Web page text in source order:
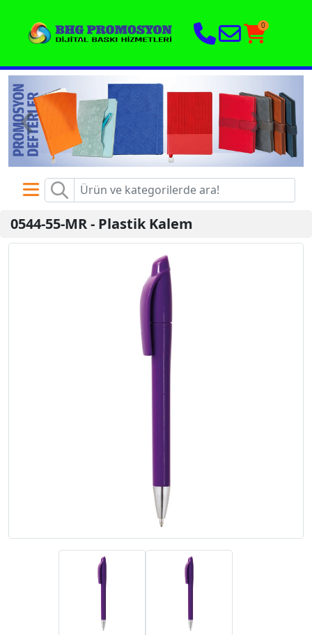
0
‹ ›
0544-55-MR- Plastik Kalem